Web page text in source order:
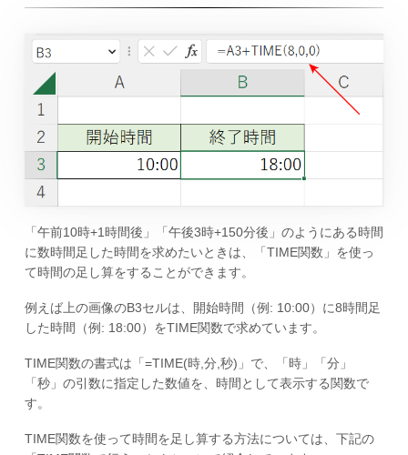
「午前10時+1時間後」「午後3時+150分後」のようにある時間
に数時間足した時間を求めたいときは、「TIME関数」を使っ
て時間の足し算をすることができます。
例えば上の画像のB3セルは、開始時間（例: 10:00）に8時間足
した時間（例: 18:00）をTIME関数で求めています。
TIME関数の書式は「=TIME(時,分,秒)」で、「時」「分」
「秒」の引数に指定した数値を、時間として表示する関数で
す。
TIME関数を使って時間を足し算する方法については、下記の